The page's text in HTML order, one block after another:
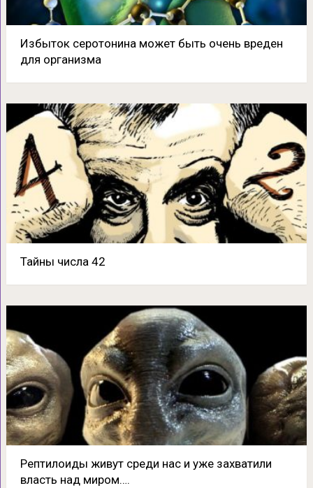
Избыток серотонина может быть очень вреден
для организма
Тайны числа 42
Рептилоиды живут среди нас и уже захватили
власть над миром….